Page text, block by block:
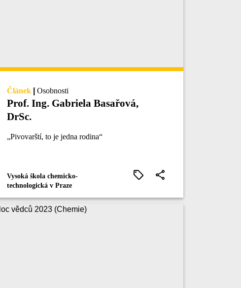
Článek Osobnosti
Prof. Ing. Gabriela Basařová,
DrSc.
„Pivovarští, to je jedna rodina“
Vysoká škola chemicko-
technologická v Praze